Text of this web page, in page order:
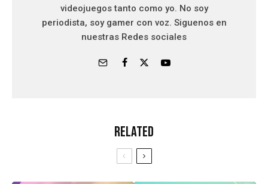
videojuegos tanto como yo. No soy
periodista, soy gamer con voz. Siguenos en
nuestras Redes sociales
Related